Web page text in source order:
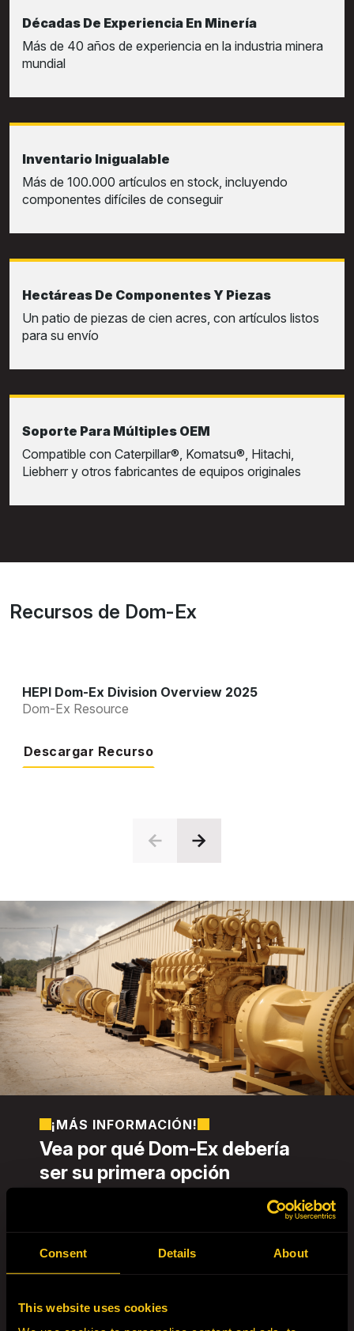
Consent Details About
This website uses cookies
Décadas De Experiencia En Minería
Más de 40 años de experiencia en la industria minera
mundial
Inventario Inigualable
Más de 100.000 artículos en stock, incluyendo
componentes difíciles de conseguir
Hectáreas De Componentes Y Piezas
Un patio de piezas de cien acres, con artículos listos
para su envío
Soporte Para Múltiples OEM
Compatible con Caterpillar®, Komatsu®, Hitachi,
Liebherr y otros fabricantes de equipos originales
Recursos de Dom-Ex
HEPI Dom-Ex Division Overview 2025
Dom-Ex Resource
Descargar Recurso
Vea por qué Dom-Ex debería
ser su primera opción
¡MÁS INFORMACIÓN!
Dom-Ex ofrece soluciones escalables
diseñadas para reducir el coste de propiedad,
de las flotas. Con experiencia en el suministro
de componentes, la recuperación de
excedentes y la reubicación de equipos, Dom-
operaciones mineras en todo el mundo.